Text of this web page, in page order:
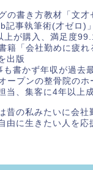
の書き方教材「文才
記事執筆術(才ゼロ)
が購入、満足度
籍「会社勤めに疲れ
出版
書かず年収が過去
ープンの整骨院のホ
当、集客に4年以上
昔の私みたいに会社
由に生きたい人を応